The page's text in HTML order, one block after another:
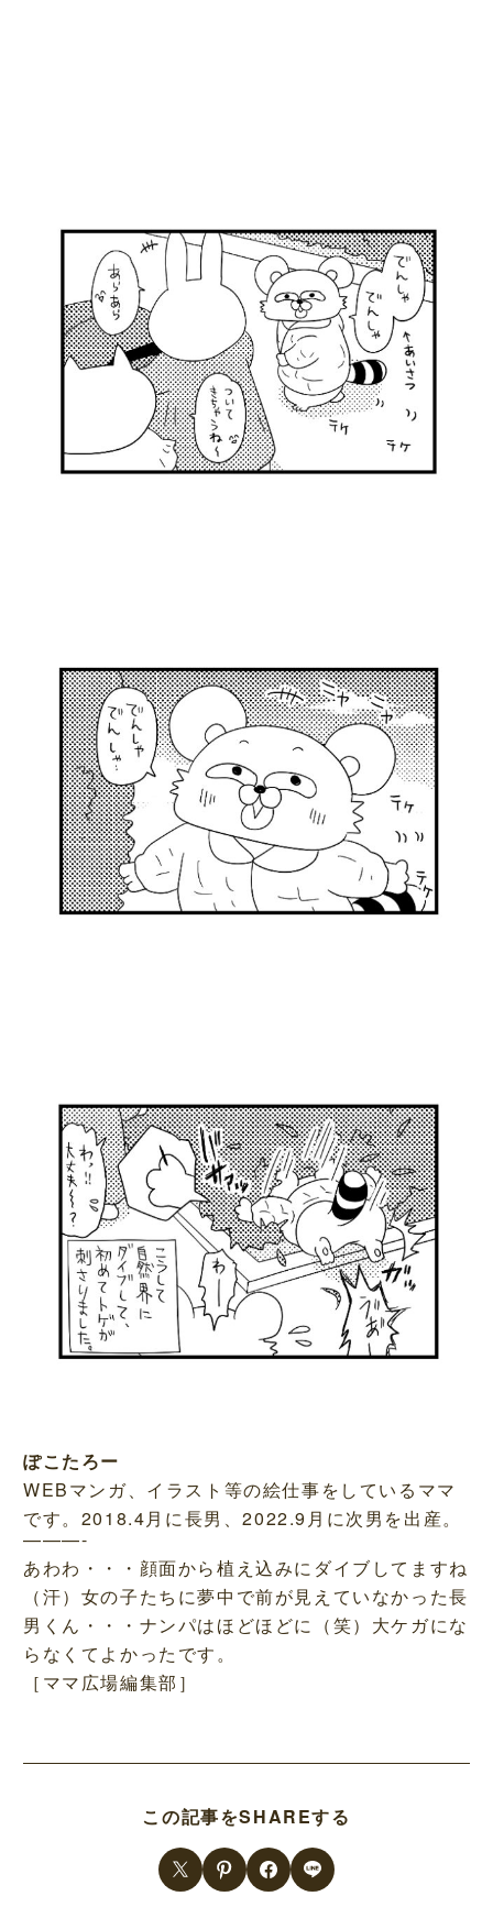
ぽこたろー
WEBマンガ、イラスト等の絵仕事をしているママ
です。2018.4月に長男、2022.9月に次男を出産。
———-
あわわ・・・顔面から植え込みにダイブしてますね
（汗）女の子たちに夢中で前が見えていなかった長
男くん・・・ナンパはほどほどに（笑）大ケガにな
らなくてよかったです。
［ママ広場編集部］
この記事をSHAREする